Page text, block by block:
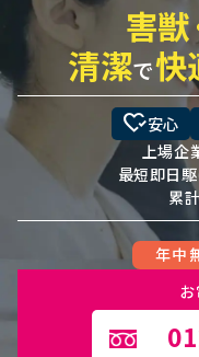
害獣
清潔で快
heart_check安心
上場企
最短即日
累
年中